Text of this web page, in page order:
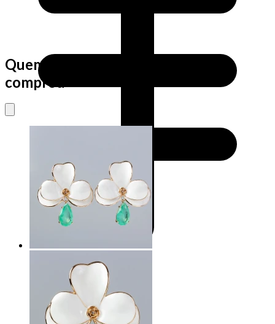
Quem viu este produto também
comprou